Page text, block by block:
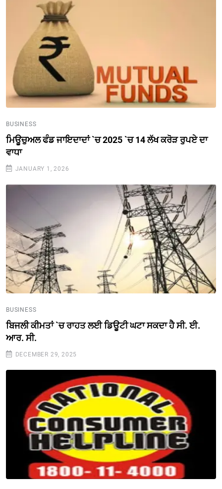
BUSINESS
ਮਿਊਚੁਅਲ ਫੰਡ ਜਾਇਦਾਦਾਂ `ਚ 2025 `ਚ 14 ਲੱਖ ਕਰੋੜ ਰੁਪਏ ਦਾ
ਵਾਧਾ
JANUARY 1, 2026
BUSINESS
ਬਿਜਲੀ ਕੀਮਤਾਂ `ਚ ਰਾਹਤ ਲਈ ਡਿਊਟੀ ਘਟਾ ਸਕਦਾ ਹੈ ਸੀ. ਈ.
ਆਰ. ਸੀ.
DECEMBER 29, 2025